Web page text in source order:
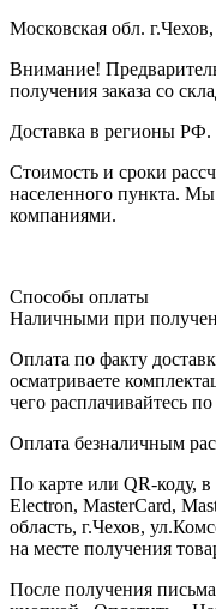
Московская обл.
Внимание!
получения заказа со
Доставка в регионы РФ.
Стоимость и сроки
населенного пункта.
компаниями.
Способы оплаты
Наличными при
Оплата по факту
осматриваете
чего расплачивайтесь
Оплата безналичным
По карте или QR-коду,
Electron, MasterCard,
область, г.Чехов,
на месте получения
После получения